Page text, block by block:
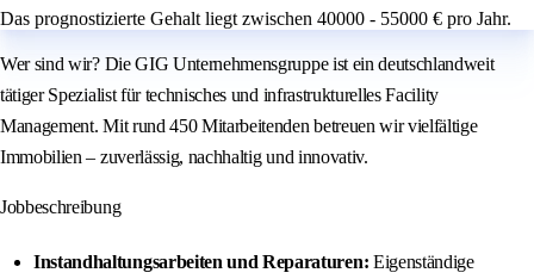
Das prognostizierte Gehalt liegt zwischen 40000 - 55000 € pro Jahr.
Wer sind wir? Die GIG Unternehmensgruppe ist ein deutschlandweit
tätiger Spezialist für technisches und infrastrukturelles Facility
Management. Mit rund 450 Mitarbeitenden betreuen wir vielfältige
Immobilien – zuverlässig, nachhaltig und innovativ.
Jobbeschreibung
Instandhaltungsarbeiten und Reparaturen: Eigenständige